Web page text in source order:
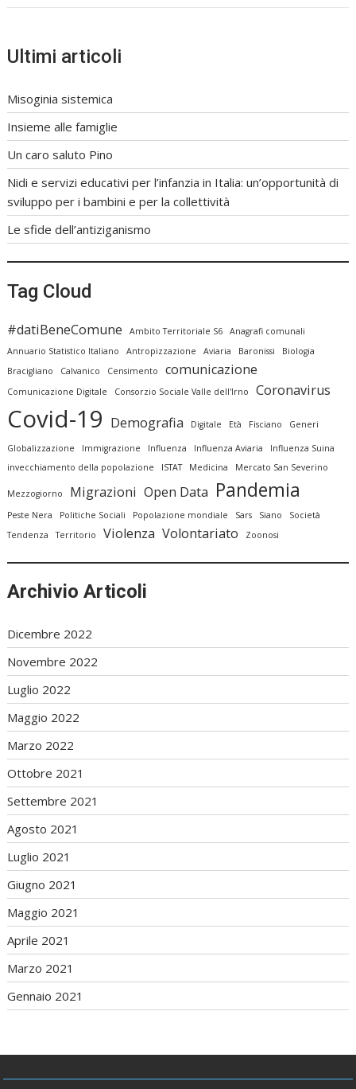
Ultimi articoli
Misoginia sistemica
Insieme alle famiglie
Un caro saluto Pino
Nidi e servizi educativi per l’infanzia in Italia: un’opportunità di
sviluppo per i bambini e per la collettività
Le sfide dell’antiziganismo
Tag Cloud
#datiBeneComune Ambito Territoriale S6
Anagrafi comunali
Annuario Statistico Italiano
Antropizzazione Aviaria Baronissi
Biologia
Bracigliano
Calvanico Censimento comunicazione
Comunicazione Digitale Consorzio Sociale Valle dell'Irno Coronavirus
Covid-19 Demografia Digitale Età Fisciano Generi
Globalizzazione Immigrazione Influenza Influenza Aviaria
Influenza Suina
invecchiamento della popolazione
ISTAT Medicina Mercato San Severino
Mezzogiorno Migrazioni Open Data Pandemia
Peste Nera Politiche Sociali Popolazione mondiale Sars Siano
Società
Tendenza
Territorio Violenza Volontariato Zoonosi
Archivio Articoli
Dicembre 2022
Novembre 2022
Luglio 2022
Maggio 2022
Marzo 2022
Ottobre 2021
Settembre 2021
Agosto 2021
Luglio 2021
Giugno 2021
Maggio 2021
Aprile 2021
Marzo 2021
Gennaio 2021